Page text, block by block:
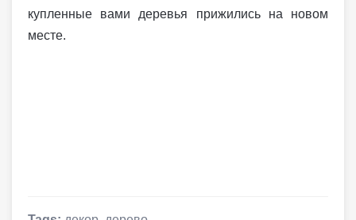
купленные вами деревья прижились на новом
месте.